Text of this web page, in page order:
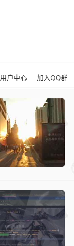
用户中心 加入QQ群